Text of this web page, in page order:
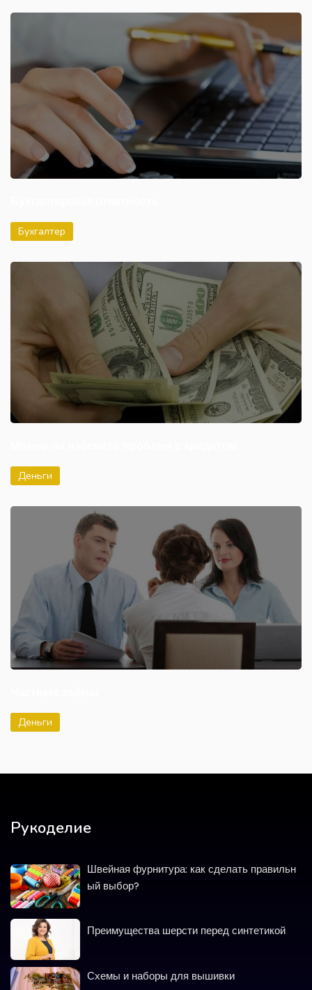
Бухгалтер
Деньги
Деньги
Рукоделие
Швейная фурнитура: как сделать правильн
ый выбор?
Преимущества шерсти перед синтетикой
Схемы и наборы для вышивки